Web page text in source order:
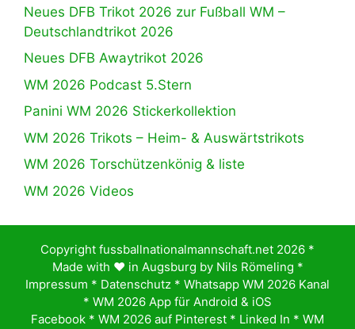
Neues DFB Trikot 2026 zur Fußball WM –
Deutschlandtrikot 2026
Neues DFB Awaytrikot 2026
WM 2026 Podcast 5.Stern
Panini WM 2026 Stickerkollektion
WM 2026 Trikots – Heim- & Auswärtstrikots
WM 2026 Torschützenkönig & liste
WM 2026 Videos
Copyright fussballnationalmannschaft.net 2026 *
Made with ♥️ in Augsburg by Nils Römeling *
Impressum * Datenschutz * Whatsapp WM 2026 Kanal
* WM 2026 App für Android & iOS
Facebook * WM 2026 auf Pinterest * Linked In * WM